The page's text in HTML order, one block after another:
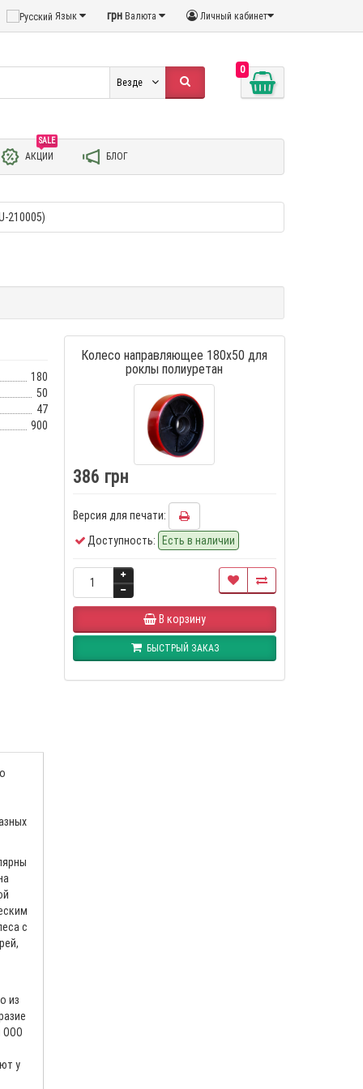
Личный кабинет
грн Валюта
Язык
0
Везде
SALE
АКЦИИ БЛОГ
210005)
180
50
47
900
Колесо направляющее 180х50 для
роклы полиуретан
386 грн
Версия для печати:
Доступность:
Есть в наличии
В корзину
БЫСТРЫЙ ЗАКАЗ
с
из
ООО
у